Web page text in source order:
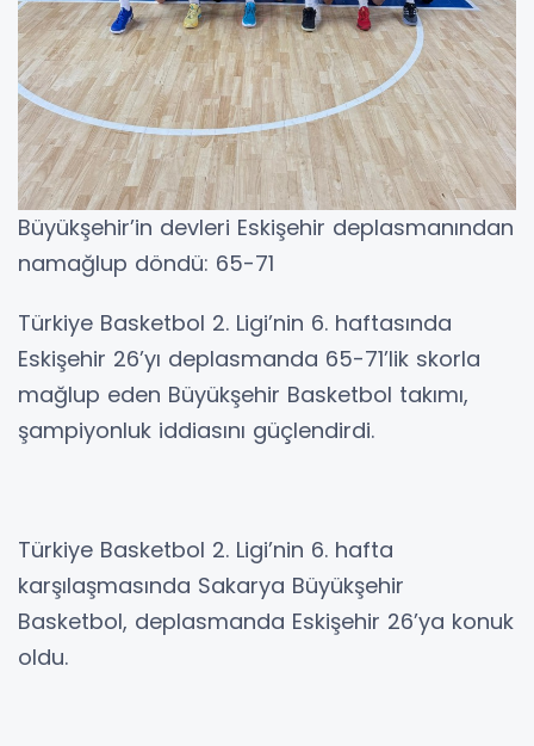
Büyükşehir’in devleri Eskişehir deplasmanından
namağlup döndü: 65-71
Türkiye Basketbol 2. Ligi’nin 6. haftasında
Eskişehir 26’yı deplasmanda 65-71’lik skorla
mağlup eden Büyükşehir Basketbol takımı,
şampiyonluk iddiasını güçlendirdi.
Türkiye Basketbol 2. Ligi’nin 6. hafta
karşılaşmasında Sakarya Büyükşehir
Basketbol, deplasmanda Eskişehir 26’ya konuk
oldu.